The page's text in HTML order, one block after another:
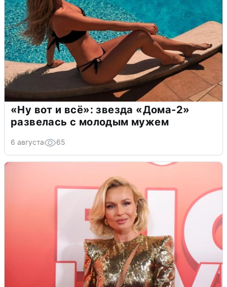
«Ну вот и всё»: звезда «Дома-2»
развелась с молодым мужем
6 августа 65